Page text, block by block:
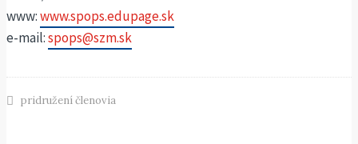
www:www.spops.edupage.sk
e-mail:spops@szm.sk
pridružení členovia